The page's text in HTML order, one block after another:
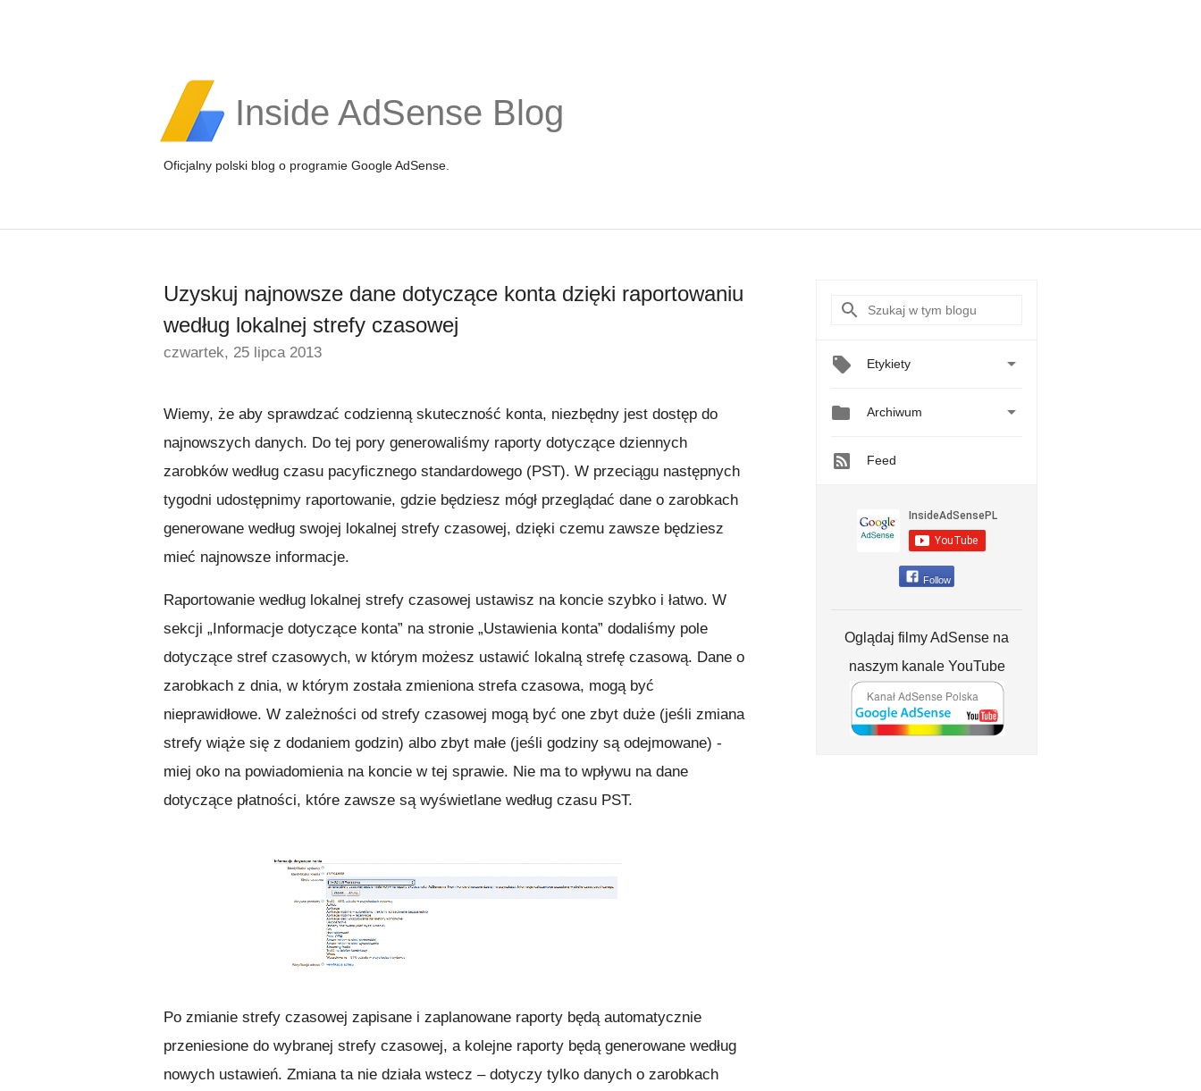
Inside AdSense Blog
Oficjalny polski blog o programie Google AdSense.
Uzyskuj najnowsze dane dotyczące konta dzięki raportowaniu
według lokalnej strefy czasowej
czwartek, 25 lipca 2013
Wiemy, że aby sprawdzać codzienną skuteczność konta, niezbędny jest dostęp do
najnowszych danych. Do tej pory generowaliśmy raporty dotyczące dziennych
zarobków według czasu pacyficznego standardowego (PST). W przeciągu następnych
tygodni udostępnimy raportowanie, gdzie będziesz mógł przeglądać dane o zarobkach
generowane według swojej lokalnej strefy czasowej, dzięki czemu zawsze będziesz
mieć najnowsze informacje.
Raportowanie według lokalnej strefy czasowej ustawisz na koncie szybko i łatwo. W
sekcji „Informacje dotyczące konta” na stronie „Ustawienia konta” dodaliśmy pole
dotyczące stref czasowych, w którym możesz ustawić lokalną strefę czasową. Dane o
zarobkach z dnia, w którym została zmieniona strefa czasowa, mogą być
nieprawidłowe. W zależności od strefy czasowej mogą być one zbyt duże (jeśli zmiana
strefy wiąże się z dodaniem godzin) albo zbyt małe (jeśli godziny są odejmowane) -
miej oko na powiadomienia na koncie w tej sprawie. Nie ma to wpływu na dane
dotyczące płatności, które zawsze są wyświetlane według czasu PST.
Po zmianie strefy czasowej zapisane i zaplanowane raporty będą automatycznie
przeniesione do wybranej strefy czasowej, a kolejne raporty będą generowane według
nowych ustawień. Zmiana ta nie działa wstecz – dotyczy tylko danych o zarobkach
Etykiety 
 Archiwum 
Feed
Follow
Oglądaj filmy AdSense na
naszym kanale YouTube